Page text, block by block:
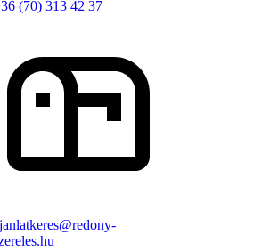
(70) 313 42 37